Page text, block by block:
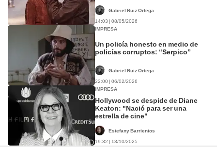
Gabriel Ruiz Ortega
14:03 | 08/05/2026
IMPRESA
Un policía honesto en medio de
policías corruptos: “Serpico”
Gabriel Ruiz Ortega
22:00 | 06/02/2026
IMPRESA
Hollywood se despide de Diane
Keaton: "Nació para ser una
estrella de cine"
Estefany Barrientos
19:32 | 13/10/2025